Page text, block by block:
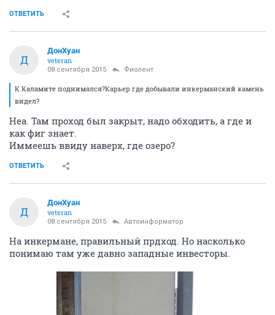
ОТВЕТИТЬ
Д
ДонХуан
veteran
08 сентября 2015 Фиолент
К Каламите поднимался?Карьер где добывали инкерманский камень
видел?
Неа. Там проход был закрыт, надо обходить, а где и
как фиг знает.
Иммеешь ввиду наверх, где озеро?
ОТВЕТИТЬ
Д
ДонХуан
veteran
08 сентября 2015 Автоинформатор
На инкермане, правильный прдход. Но насколько
понимаю там уже давно западные инвесторы.